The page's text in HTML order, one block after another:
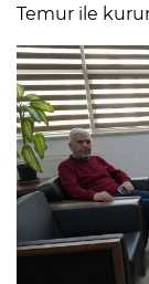
Temur ile